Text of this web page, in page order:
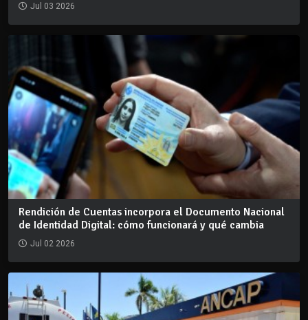
Jul 03 2026
Rendición de Cuentas incorpora el Documento Nacional
de Identidad Digital: cómo funcionará y qué cambia
Jul 02 2026